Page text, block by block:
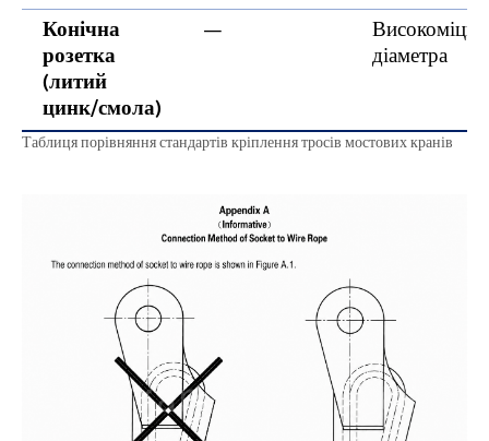
Конічна
розетка
(литий
цинк/смола)
—
діаметра
Таблиця порівняння стандартів кріплення тросів мостових кранів